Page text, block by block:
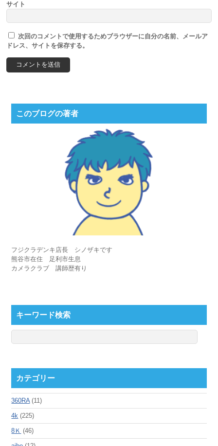
サイト
次回のコメントで使用するためブラウザーに自分の名前、メールア
ドレス、サイトを保存する。
このブログの著者
フジクラデンキ店長 シノザキです
熊谷市在住 足利市生息
カメラクラブ 講師歴有り
キーワード検索
カテゴリー
360RA(11)
4k (225)
8Ｋ (46)